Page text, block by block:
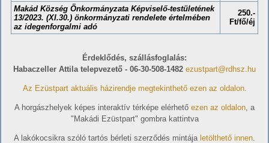
Makád Község Önkormányzata Képviselő-testületének
13/2023. (XI.30.) önkormányzati rendelete értelmében
az idegenforgalmi adó
250.-
Ft/fő/éj
Érdeklődés, szállásfoglalás:
Habaczeller Attila telepvezető - 06-30-508-1482 ezustpart@rdhsz.hu
Az Ezüstpart aktuális házirendje megtekinthető ezen az oldalon.
A horgászhelyek képes interaktív térképe elérhető ezen az oldalon, a
"Makádi Ezüstpart" gombra kattintva
A lakókocsikra szóló tartós bérleti szerződés mintája letölthető innen.